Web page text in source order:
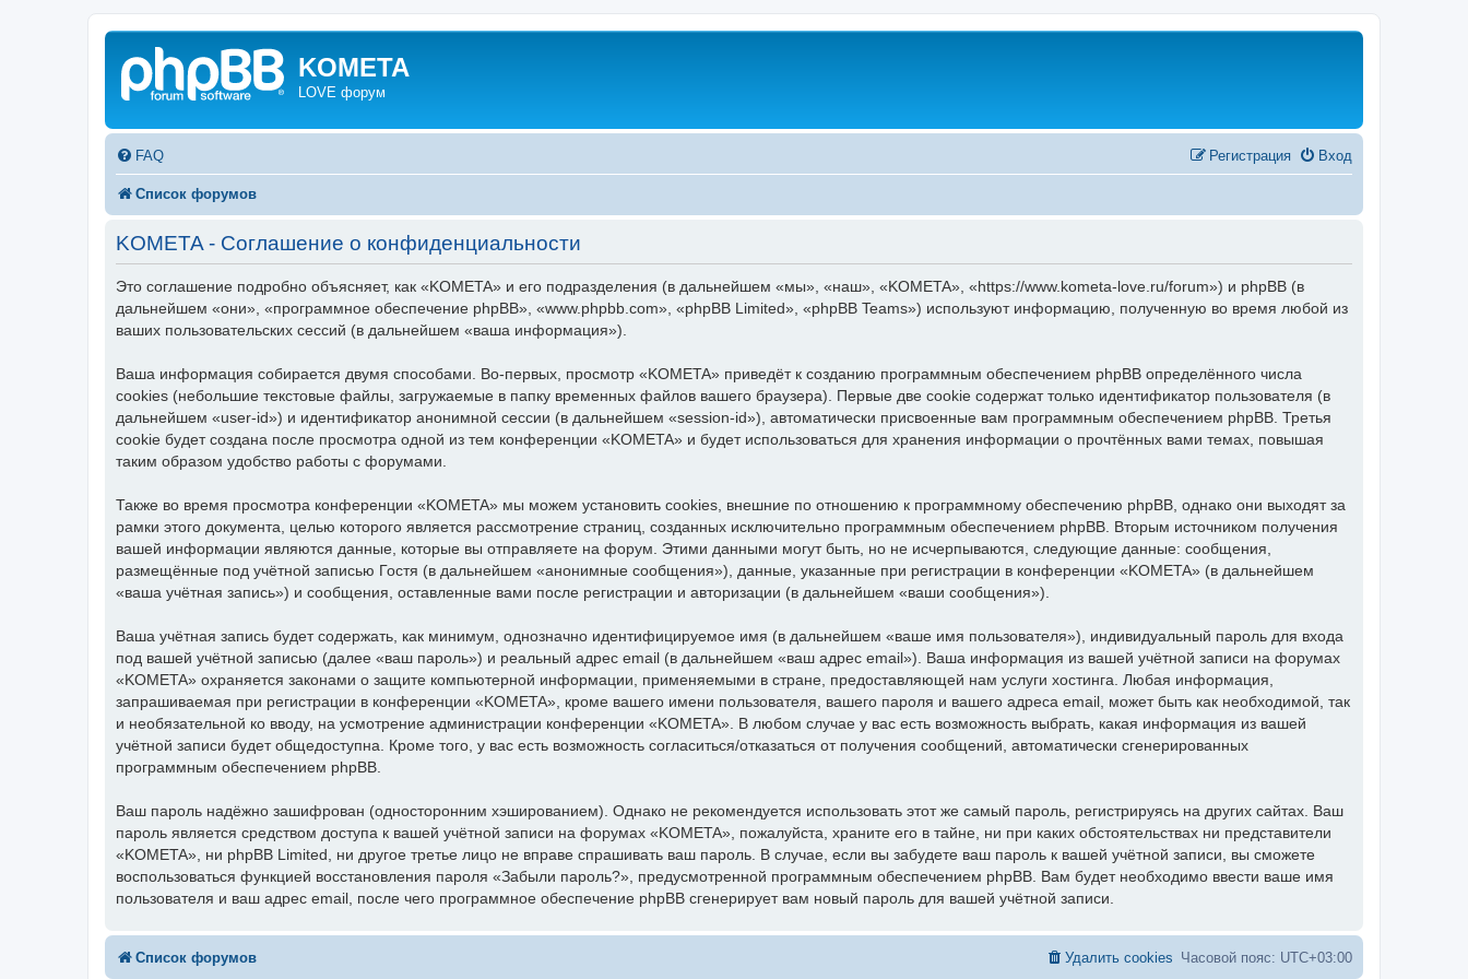
KOMETA
LOVE форум
FAQ Вход
Регистрация
Список форумов
KOMETA - Соглашение о конфиденциальности
Это соглашение подробно объясняет, как «KOMETA» и его подразделения (в дальнейшем «мы», «наш», «KOMETA», «https://www.kometa-love.ru/forum») и phpBB (в
дальнейшем «они», «программное обеспечение phpBB», «www.phpbb.com», «phpBB Limited», «phpBB Teams») используют информацию, полученную во время любой из
ваших пользовательских сессий (в дальнейшем «ваша информация»).
Ваша информация собирается двумя способами. Во-первых, просмотр «KOMETA» приведёт к созданию программным обеспечением phpBB определённого числа
cookies (небольшие текстовые файлы, загружаемые в папку временных файлов вашего браузера). Первые две cookie содержат только идентификатор пользователя (в
дальнейшем «user-id») и идентификатор анонимной сессии (в дальнейшем «session-id»), автоматически присвоенные вам программным обеспечением phpBB. Третья
cookie будет создана после просмотра одной из тем конференции «KOMETA» и будет использоваться для хранения информации о прочтённых вами темах, повышая
таким образом удобство работы с форумами.
Также во время просмотра конференции «KOMETA» мы можем установить cookies, внешние по отношению к программному обеспечению phpBB, однако они выходят за
рамки этого документа, целью которого является рассмотрение страниц, созданных исключительно программным обеспечением phpBB. Вторым источником получения
вашей информации являются данные, которые вы отправляете на форум. Этими данными могут быть, но не исчерпываются, следующие данные: сообщения,
размещённые под учётной записью Гостя (в дальнейшем «анонимные сообщения»), данные, указанные при регистрации в конференции «KOMETA» (в дальнейшем
«ваша учётная запись») и сообщения, оставленные вами после регистрации и авторизации (в дальнейшем «ваши сообщения»).
Ваша учётная запись будет содержать, как минимум, однозначно идентифицируемое имя (в дальнейшем «ваше имя пользователя»), индивидуальный пароль для входа
под вашей учётной записью (далее «ваш пароль») и реальный адрес email (в дальнейшем «ваш адрес email»). Ваша информация из вашей учётной записи на форумах
«KOMETA» охраняется законами о защите компьютерной информации, применяемыми в стране, предоставляющей нам услуги хостинга. Любая информация,
запрашиваемая при регистрации в конференции «KOMETA», кроме вашего имени пользователя, вашего пароля и вашего адреса email, может быть как необходимой, так
и необязательной ко вводу, на усмотрение администрации конференции «KOMETA». В любом случае у вас есть возможность выбрать, какая информация из вашей
учётной записи будет общедоступна. Кроме того, у вас есть возможность согласиться/отказаться от получения сообщений, автоматически сгенерированных
программным обеспечением phpBB.
Ваш пароль надёжно зашифрован (односторонним хэшированием). Однако не рекомендуется использовать этот же самый пароль, регистрируясь на других сайтах. Ваш
пароль является средством доступа к вашей учётной записи на форумах «KOMETA», пожалуйста, храните его в тайне, ни при каких обстоятельствах ни представители
«KOMETA», ни phpBB Limited, ни другое третье лицо не вправе спрашивать ваш пароль. В случае, если вы забудете ваш пароль к вашей учётной записи, вы сможете
воспользоваться функцией восстановления пароля «Забыли пароль?», предусмотренной программным обеспечением phpBB. Вам будет необходимо ввести ваше имя
пользователя и ваш адрес email, после чего программное обеспечение phpBB сгенерирует вам новый пароль для вашей учётной записи.
Список форумов Часовой пояс: UTC+03:00
Удалить cookies